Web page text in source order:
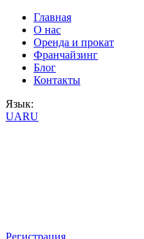
Главная
О нас
Оренда и прокат
Франчайзинг
Блог
Контакты
Язык:
UARU
Регистрация